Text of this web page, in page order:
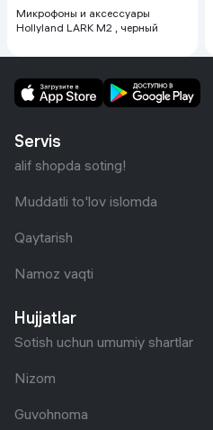
Микрофоны и аксессуары
Hollyland LARK M2 , черный
Servis
alif shopda soting!
Muddatli to'lov islomda
Qaytarish
Namoz vaqti
Hujjatlar
Sotish uchun umumiy shartlar
Nizom
Guvohnoma